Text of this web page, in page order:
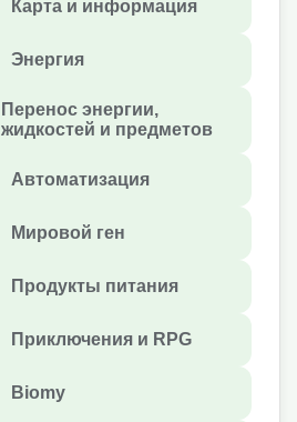
Карта и информация
Энергия
Перенос энергии,
жидкостей и предметов
Автоматизация
Мировой ген
Продукты питания
Приключения и RPG
Biomy